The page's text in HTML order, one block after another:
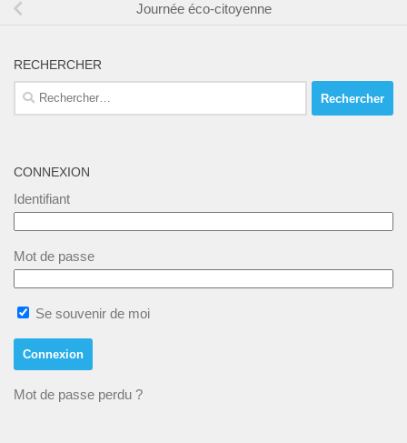
Journée éco-citoyenne
RECHERCHER
Rechercher :
CONNEXION
Identifiant
Mot de passe
Se souvenir de moi
Mot de passe perdu ?